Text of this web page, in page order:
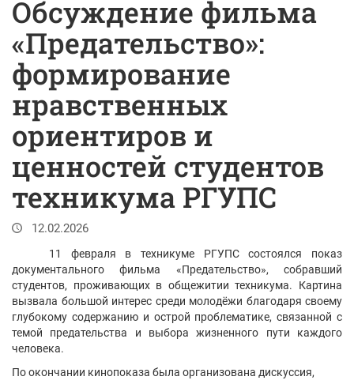
Обсуждение фильма
«Предательство»:
формирование
нравственных
ориентиров и
ценностей студентов
техникума РГУПС
12.02.2026
11 февраля в техникуме РГУПС состоялся показ
документального фильма «Предательство», собравший
студентов, проживающих в общежитии техникума. Картина
вызвала большой интерес среди молодёжи благодаря своему
глубокому содержанию и острой проблематике, связанной с
темой предательства и выбора жизненного пути каждого
человека.
По окончании кинопоказа была организована дискуссия,